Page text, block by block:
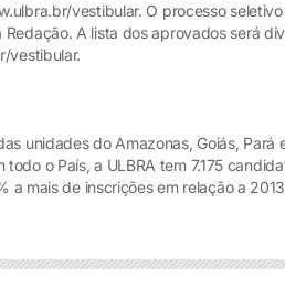
vestibular. O processo
A lista dos aprovados será
vestibular.
unidades do Amazonas, Goiás, Pará
o País, a ULBRA tem 7.175
a mais de inscrições em relação a